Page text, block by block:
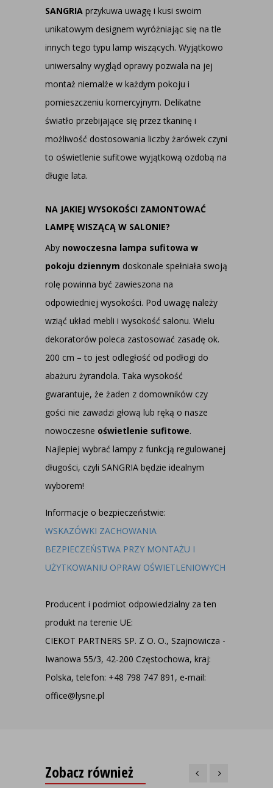
SANGRIA przykuwa uwagę i kusi swoim
unikatowym designem wyróżniając się na tle
innych tego typu lamp wiszących. Wyjątkowo
uniwersalny wygląd oprawy pozwala na jej
montaż niemalże w każdym pokoju i
pomieszczeniu komercyjnym. Delikatne
światło przebijające się przez tkaninę i
możliwość dostosowania liczby żarówek czyni
to oświetlenie sufitowe wyjątkową ozdobą na
długie lata.
NA JAKIEJ WYSOKOŚCI ZAMONTOWAĆ
LAMPĘ WISZĄCĄ W SALONIE?
Aby nowoczesna lampa sufitowa w
pokoju dziennym doskonale spełniała swoją
rolę powinna być zawieszona na
odpowiedniej wysokości. Pod uwagę należy
wziąć układ mebli i wysokość salonu. Wielu
dekoratorów poleca zastosować zasadę ok.
200 cm – to jest odległość od podłogi do
abażuru żyrandola. Taka wysokość
gwarantuje, że żaden z domowników czy
gości nie zawadzi głową lub ręką o nasze
nowoczesne oświetlenie sufitowe.
Najlepiej wybrać lampy z funkcją regulowanej
długości, czyli SANGRIA będzie idealnym
wyborem!
Informacje o bezpieczeństwie:
WSKAZÓWKI ZACHOWANIA
BEZPIECZEŃSTWA PRZY MONTAŻU I
UŻYTKOWANIU OPRAW OŚWIETLENIOWYCH
Producent i podmiot odpowiedzialny za ten
produkt na terenie UE:
CIEKOT PARTNERS SP. Z O. O., Szajnowicza -
Iwanowa 55/3, 42-200 Częstochowa, kraj:
Polska, telefon: +48 798 747 891, e-mail:
office@lysne.pl
Zobacz również